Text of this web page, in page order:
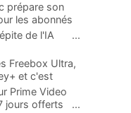
prépare son
les abonnés
de l'IA ...
Freebox Ultra,
et c'est
Prime Video
jours offerts
...